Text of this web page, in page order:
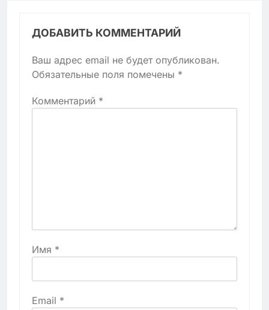
ДОБАВИТЬ КОММЕНТАРИЙ
Ваш адрес email не будет опубликован.
Обязательные поля помечены *
Комментарий *
Имя *
Email *